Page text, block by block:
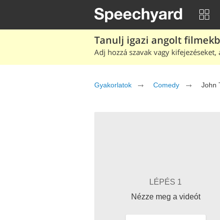
Tanulj igazi angolt
Adj hozzá szavak vagy
Gyakorlatok Comedy John
LÉPÉS 1
Nézze meg a videót